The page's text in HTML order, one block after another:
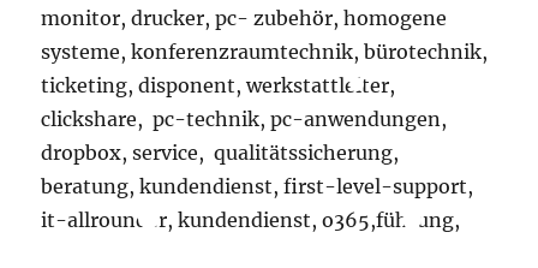
monitor, drucker, pc- zubehör, homogene
systeme, konferenzraumtechnik, bürotechnik,
ticketing, disponent, werkstattleiter,
clickshare, pc-technik, pc-anwendungen,
dropbox, service, qualitätssicherung,
beratung, kundendienst, first-level-support,
it-allrounder, kundendienst, o365,führung,